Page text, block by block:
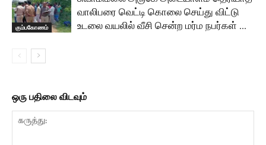
கும்பகோணம்
வாலிபரை வெட்டி கொலை செய்து விட்டு
உடலை வயலில் வீசி சென்ற மர்ம நபர்கள் …
ஒரு பதிலை விடவும்